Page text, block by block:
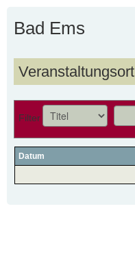
Bad Ems
Veranstaltungsort
Filter
Datum